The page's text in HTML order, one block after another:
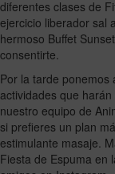
diferentes clases de
ejercicio liberador sal
hermoso Buffet
consentirte.
Por la tarde ponemos
actividades que harán
nuestro equipo de
si prefieres un plan
estimulante masaje.
Fiesta de Espuma en